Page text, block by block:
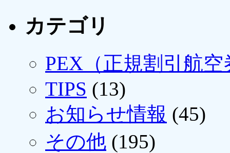
カテゴリ
PEX（正規割引航空
TIPS (13)
お知らせ情報 (45)
その他 (195)